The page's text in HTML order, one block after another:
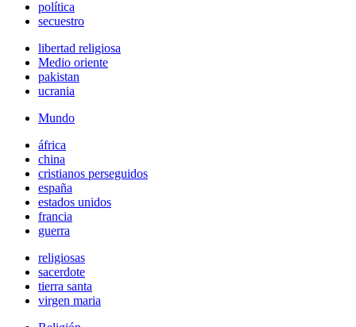
política
secuestro
libertad religiosa
Medio oriente
pakistan
ucrania
Mundo
áfrica
china
cristianos perseguidos
españa
estados unidos
francia
guerra
religiosas
sacerdote
tierra santa
virgen maria